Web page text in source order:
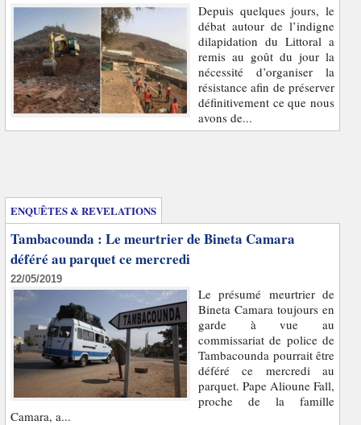
Depuis quelques jours, le
débat autour de l’indigne
dilapidation du Littoral a
remis au goût du jour la
nécessité d’organiser la
résistance afin de préserver
définitivement ce que nous
avons de...
ENQUÊTES & REVELATIONS
Tambacounda : Le meurtrier de Bineta Camara
déféré au parquet ce mercredi
22/05/2019
Le présumé meurtrier de
Bineta Camara toujours en
garde à vue au
commissariat de police de
Tambacounda pourrait être
déféré ce mercredi au
parquet. Pape Alioune Fall,
proche de la famille
Camara, a...